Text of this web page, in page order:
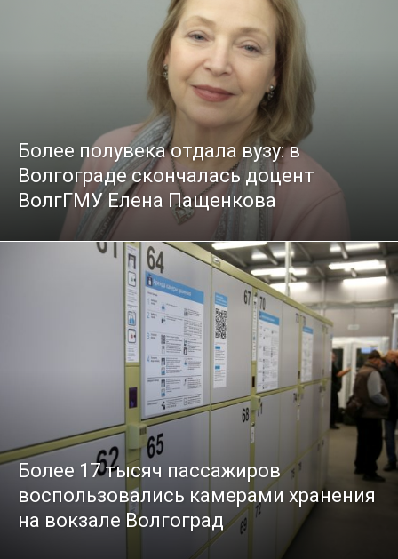
Более полувека отдала вузу: в
Волгограде скончалась доцент
ВолгГМУ Елена Пащенкова
Более 17 тысяч пассажиров
воспользовались камерами хранения
на вокзале Волгоград